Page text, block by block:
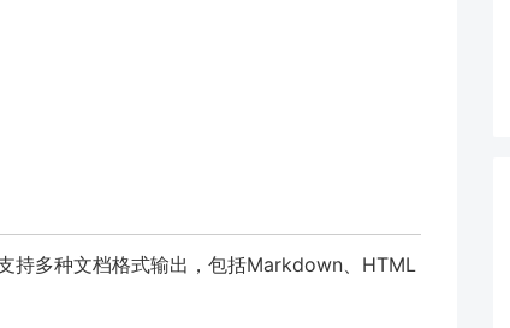
持多种文档格式输出，包括Markdown、HTML